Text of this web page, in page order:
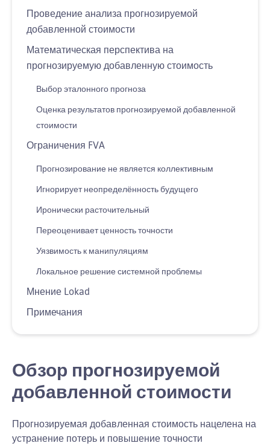
Проведение анализа прогнозируемой
добавленной стоимости
Математическая перспектива на
прогнозируемую добавленную стоимость
Выбор эталонного прогноза
Оценка результатов прогнозируемой добавленной
стоимости
Ограничения FVA
Прогнозирование не является коллективным
Игнорирует неопределённость будущего
Иронически расточительный
Переоценивает ценность точности
Уязвимость к манипуляциям
Локальное решение системной проблемы
Мнение Lokad
Примечания
Обзор прогнозируемой
добавленной стоимости
Прогнозируемая добавленная стоимость нацелена на
устранение потерь и повышение точности